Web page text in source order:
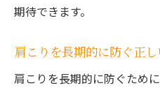
期待できます。
肩こりを長期的に防ぐ正
肩こりを長期的に防ぐため